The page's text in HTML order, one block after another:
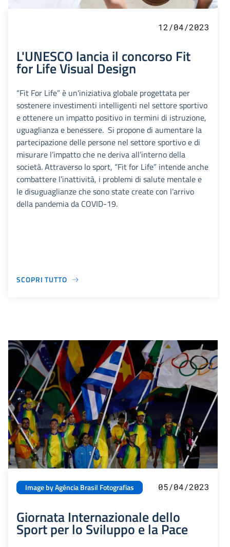
12/04/2023
L'UNESCO lancia il concorso Fit
for Life Visual Design
“Fit For Life” è un'iniziativa globale progettata per
sostenere investimenti intelligenti nel settore sportivo
e ottenere un impatto positivo in termini di istruzione,
uguaglianza e benessere. Si propone di aumentare la
partecipazione delle persone nel settore sportivo e di
misurare l’impatto che ne deriva all’interno della
società. Attraverso lo sport, “Fit for Life” intende anche
combattere l’inattività, i problemi di salute mentale e
le disuguaglianze che sono state create con l’arrivo
della pandemia da COVID-19.
SCOPRI TUTTO
Image by Agência Brasil Fotografias 05/04/2023
Giornata Internazionale dello
Sport per lo Sviluppo e la Pace